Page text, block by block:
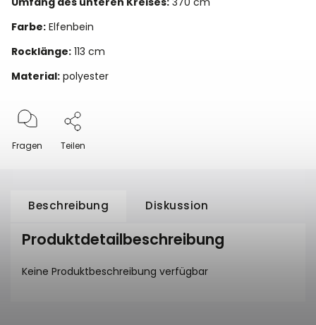
Farbe: Elfenbein
Rocklänge: 113 cm
Material: polyester
Fragen Teilen
Beschreibung Diskussion
Produktdetailbeschreibung
Keine Produktbeschreibung verfügbar